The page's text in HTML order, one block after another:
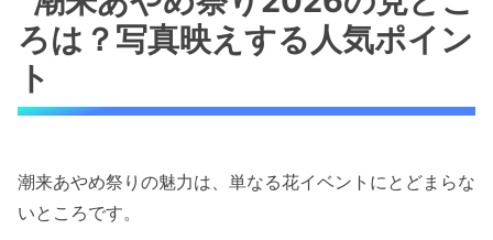
ろは？写真映えする人気ポイン
ト
潮来あやめ祭りの魅力は、単なる花イベントにとどまらな
いところです。